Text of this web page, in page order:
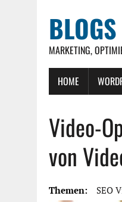
MARKETING,
HOME
Video-
von
Themen: SEO